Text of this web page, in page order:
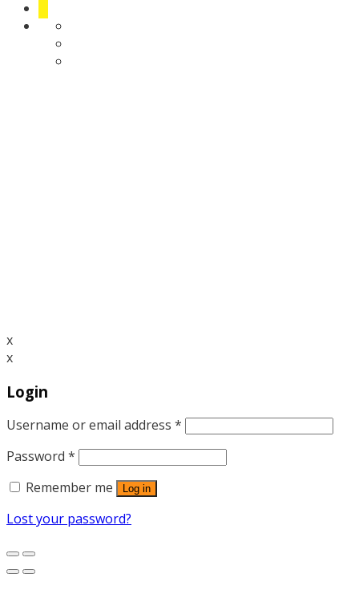
x
x
Login
Username or email address *
Password *
Remember me
Log in
Lost your password?